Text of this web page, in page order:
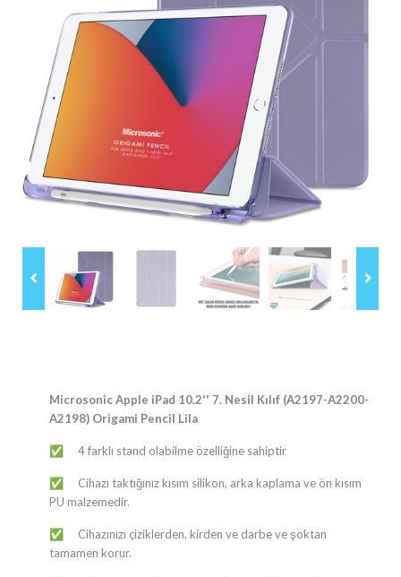
Microsonic Apple iPad 10.2'' 7. Nesil Kılıf (A2197-A2200-
A2198) Origami Pencil Lila
✅ 4 farklı stand olabilme özelliğine sahiptir
✅ Cihazı taktığınız kısım silikon, arka kaplama ve ön kısım
PU malzemedir.
✅ Cihazınızı çiziklerden, kirden ve darbe ve şoktan
tamamen korur.